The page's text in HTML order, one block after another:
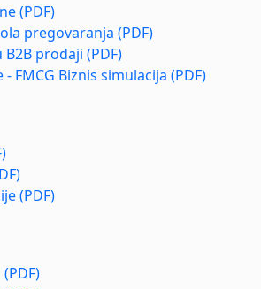
(PDF)
pregovaranja (PDF)
prodaji (PDF)
FMCG Biznis simulacija (PDF)
(PDF)